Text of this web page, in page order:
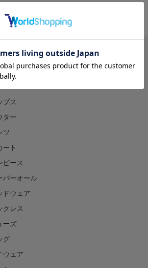
プス
ター
ツ
ート
ピース
バーオール
ドウェア
クレス
ーズ
グ
ウェア